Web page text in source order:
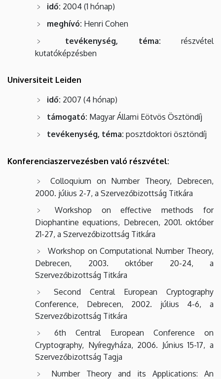
idő: 2004 (1 hónap)
meghívó: Henri Cohen
tevékenység, téma:részvétel
kutatóképzésben
Universiteit Leiden
idő: 2007 (4 hónap)
támogató: Magyar Állami Eötvös Ösztöndíj
tevékenység, téma: posztdoktori ösztöndíj
Konferenciaszervezésben való részvétel:
Colloquium on Number Theory, Debrecen,
2000. július 2-7, a Szervezőbizottság Titkára
Workshop on effective methods for
Diophantine equations, Debrecen, 2001. október
21-27, a Szervezőbizottság Titkára
Workshop on Computational Number Theory,
Debrecen, 2003. október 20-24, a
Szervezőbizottság Titkára
Second Central European Cryptography
Conference, Debrecen, 2002. július 4-6, a
Szervezőbizottság Titkára
6th Central European Conference on
Cryptography, Nyíregyháza, 2006. Június 15-17, a
Szervezőbizottság Tagja
Number Theory and its Applications: An